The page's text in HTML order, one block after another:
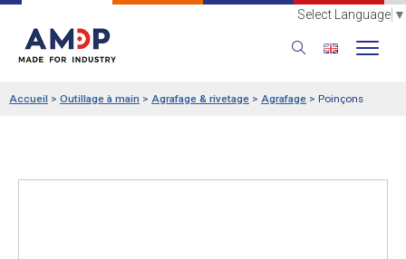
Select Language ▼
Accueil > Outillage à main > Agrafage & rivetage > Agrafage > Poinçons